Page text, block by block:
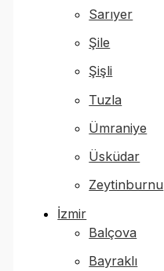
Sarıyer
Şile
Şişli
Tuzla
Ümraniye
Üsküdar
Zeytinburnu
İzmir
Balçova
Bayraklı